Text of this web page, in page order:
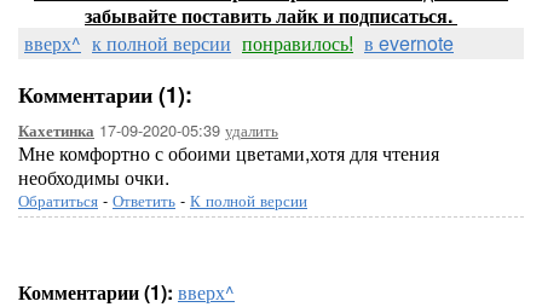
забывайте поставить лайк и подписаться.
вверх^ к полной версии понравилось! в evernote
Комментарии (1):
Кахетинка 17-09-2020-05:39 удалить
Мне комфортно с обоими цветами,хотя для чтения
необходимы очки.
Обратиться - Ответить - К полной версии
Комментарии (1): вверх^